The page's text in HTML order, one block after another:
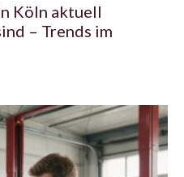
Köln aktuell
– Trends im